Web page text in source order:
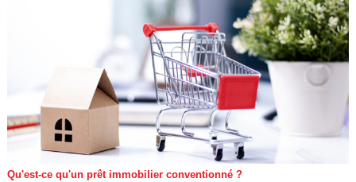
Qu'est-ce qu'un prêt immobilier conventionné ?